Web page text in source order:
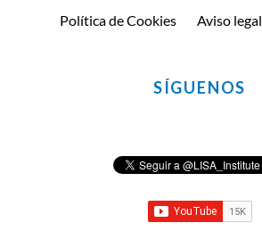
Política de Cookies
Aviso legal
SÍGUENOS